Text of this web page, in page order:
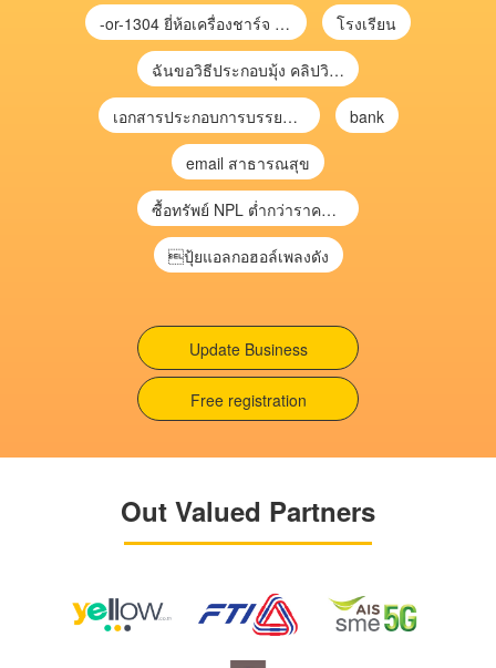
-or-1304 ยี่ห้อเครื่องชาร์จ chargecore โรงเรียน
ฉันขอวิธีประกอบมุ้ง คลิปวิดีโอ การประกอบมุ้ง
เอกสารประกอบการบรรยาย การประเมินความเสี่ยงเพื่อวางแผนการตรวจสอบ \ bank
email สาธารณสุข
ซื้อทรัพย์ NPL ต่ำกว่าราคาตลาด 30-70% แบบไม่ต้องไปประมูล”
ปุ้ยแอลกอฮอล์เพลงดัง
Update Business
Free registration
Out Valued Partners